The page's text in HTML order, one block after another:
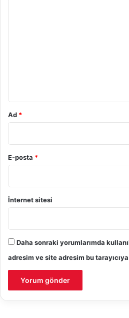
Ad *
E-posta *
İnternet sitesi
Daha sonraki yorumlarımda
adresim ve site adresim bu